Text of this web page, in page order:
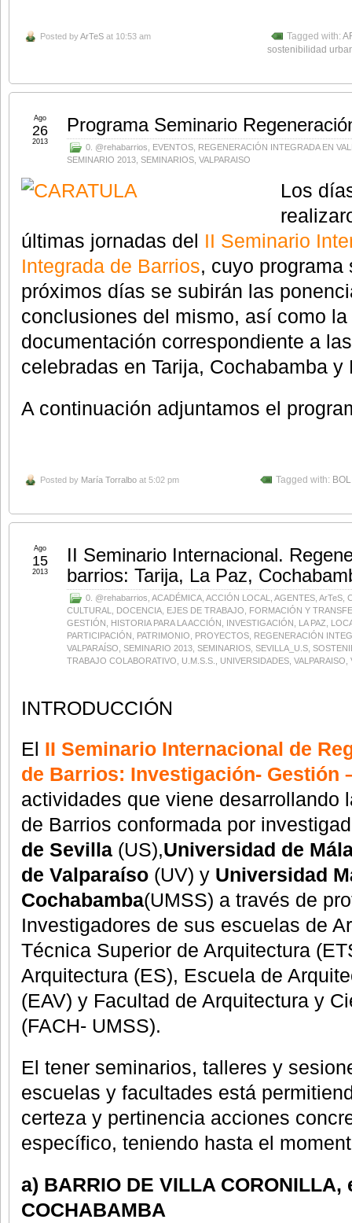
Posted byArTeS at 10:53 am Tagged with:
sostenibilidad
Programa Seminario
0. @rehabarrios EVENTOS REGENERACIÓN INTEGRADA EN
SEMINARIO 2013 SEMINARIOS VALPARAISO
Ago
26
2013
Los
últimas jornadas del II Seminario
Integrada de Barrios, cuyo
próximos días se subirán las
conclusiones del mismo, así como
documentación correspondiente a
celebradas en Tarija, Cochabamba y
A continuación adjuntamos el
Posted by María Torralbo at 5:02 pm Tagged with:
II Seminario Internacional.
barrios: Tarija, La Paz,
0. @rehabarrios ACADÉMICA ACCIÓN LOCAL AGENTES ArTeS
CULTURAL
DOCENCIA EJES DE TRABAJO
FORMACIÓN Y
GESTIÓN
HISTORIA PARA LA ACCIÓN INVESTIGACIÓN LA PAZ
PARTICIPACIÓN
PATRIMONIO PROYECTOS REGENERACIÓN
VALPARAÍSO SEMINARIO 2013 SEMINARIOS SEVILLA_U.S
TRABAJO COLABORATIVO
U.M.S.S. UNIVERSIDADES VALPARAISO
Ago
15
2013
INTRODUCCIÓN
El II Seminario Internacional de
de Barrios: Investigación- Gestión
actividades que viene desarrollando
de Barrios conformada por
de Sevilla (US),Universidad de
de Valparaíso (UV) y Universidad
Cochabamba(UMSS) a través de
Investigadores de sus escuelas de
Técnica Superior de Arquitectura
Arquitectura (ES), Escuela de
(EAV) y Facultad de Arquitectura y
(FACH- UMSS).
El tener seminarios, talleres y
escuelas y facultades está
certeza y pertinencia acciones
específico, teniendo hasta el
a) BARRIO DE VILLA
COCHABAMBA